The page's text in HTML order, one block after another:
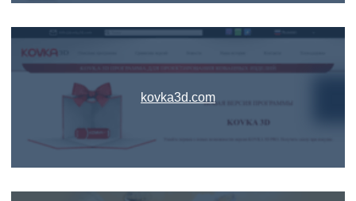
kovka3d.com